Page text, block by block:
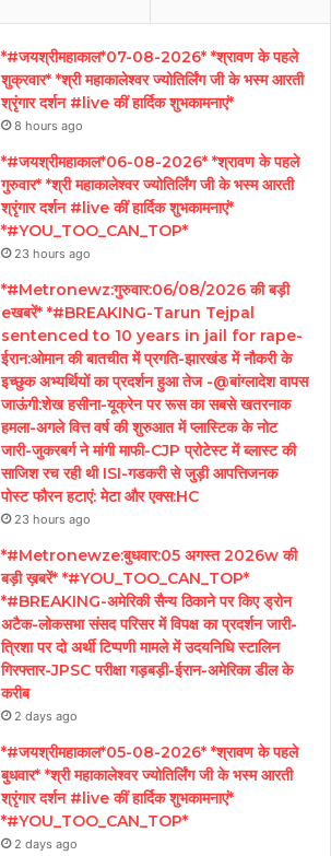
*#जयश्रीमहाकाल*07-08-2026* *श्रावण के पहले
शुक्रवार* *श्री महाकालेश्वर ज्योतिर्लिंग जी के भस्म आरती
श्रृंगार दर्शन #live कीं हार्दिक शुभकामनाएं*
8 hours ago
*#जयश्रीमहाकाल*06-08-2026* *श्रावण के पहले
गुरुवार* *श्री महाकालेश्वर ज्योतिर्लिंग जी के भस्म आरती
श्रृंगार दर्शन #live कीं हार्दिक शुभकामनाएं*
*#YOU_TOO_CAN_TOP*
23 hours ago
*#Metronewz:गुरुवार:06/08/2026 की बड़ी
eखबरें* *#BREAKING-Tarun Tejpal
sentenced to 10 years in jail for rape-
ईरान:ओमान की बातचीत में प्रगति-झारखंड में नौकरी के
इच्छुक अभ्यर्थियों का प्रदर्शन हुआ तेज -@बांग्लादेश वापस
जाऊंगी:शेख हसीना-यूक्रेन पर रूस का सबसे खतरनाक
हमला-अगले वित्त वर्ष की शुरुआत में प्लास्टिक के नोट
जारी-जुकरबर्ग ने मांगी माफी-CJP प्रोटेस्ट में ब्लास्ट की
साजिश रच रही थी ISI-गडकरी से जुड़ी आपत्तिजनक
पोस्ट फौरन हटाएं: मेटा और एक्स:HC
23 hours ago
*#Metronewze:बुधवार:05 अगस्त 2026w की
बड़ी ख़बरें* *#YOU_TOO_CAN_TOP*
*#BREAKING-अमेरिकी सैन्य ठिकाने पर किए ड्रोन
अटैक-लोकसभा संसद परिसर में विपक्ष का प्रदर्शन जारी-
त्रिशा पर दो अर्थी टिप्पणी मामले में उदयनिधि स्टालिन
गिरफ्तार-JPSC परीक्षा गड़बड़ी-ईरान-अमेरिका डील के
करीब
2 days ago
*#जयश्रीमहाकाल*05-08-2026* *श्रावण के पहले
बुधवार* *श्री महाकालेश्वर ज्योतिर्लिंग जी के भस्म आरती
श्रृंगार दर्शन #live कीं हार्दिक शुभकामनाएं*
*#YOU_TOO_CAN_TOP*
2 days ago